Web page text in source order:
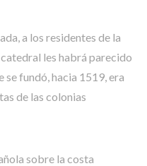
a los residentes de la
les habrá parecido
se fundó, hacia 1519, era
de las colonias
sobre la costa